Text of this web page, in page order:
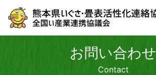
お問い合わせ
Contact